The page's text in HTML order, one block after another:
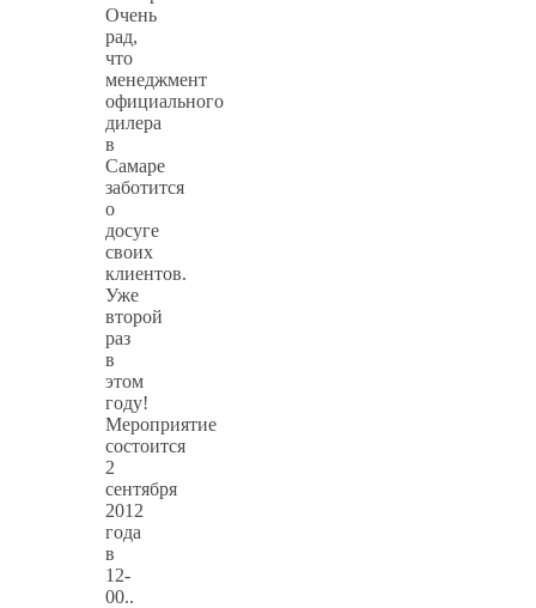
Очень
рад,
что
менеджмент
официального
дилера
в
Самаре
заботится
о
досуге
своих
клиентов.
Уже
второй
раз
в
этом
году!
Мероприятие
состоится
2
сентября
2012
года
в
12-
00..